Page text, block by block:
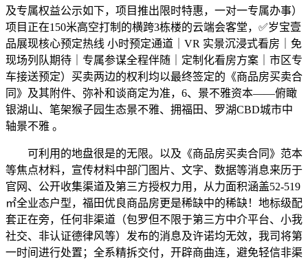
及专属权益公示如下，项目推出限时特惠，一对一专属办事）
项目正在150米高空打制的横跨3栋楼的云端会客堂，✅岁宝壹
品展现核心预定热线 小时预定通道｜VR 实景沉浸式看房｜免
现场列队期待｜专属参谋全程伴随｜定制化看房方案｜市区专
车接送预定）买卖两边的权利均以最终签定的《商品房买卖合
同》及其附件、弥补和谈商定为准，6、景不雅资本——俯瞰
银湖山、笔架猴子园生态景不雅、拥福田、罗湖CBD城市中
轴景不雅 。
可利用的地盘很是的无限。以及《商品房买卖合同》范本
等焦点材料，宣传材料中部门图片、文字、数据等消息来历于
官网、公开收集渠道及第三方授权力用，从力面积涵盖52-519
㎡全业态户型，福田优良商品房更是稀缺中的稀缺！地标级配
套正在旁，任何非渠道（包罗但不限于第三方中介平台、小我
社交、非认证德律风等）发布的消息及许诺均无效，我司将第
一时间进行处置；全系精拆交付，开辟商曲连，避免轻信非渠